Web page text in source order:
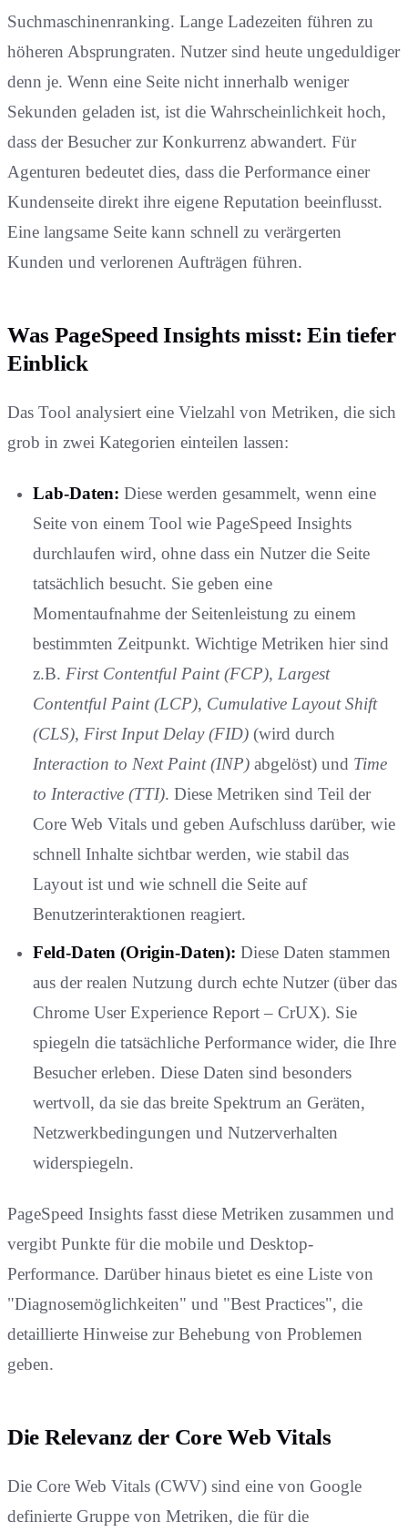
Suchmaschinenranking. Lange Ladezeiten führen zu
höheren Absprungraten. Nutzer sind heute ungeduldiger
denn je. Wenn eine Seite nicht innerhalb weniger
Sekunden geladen ist, ist die Wahrscheinlichkeit hoch,
dass der Besucher zur Konkurrenz abwandert. Für
Agenturen bedeutet dies, dass die Performance einer
Kundenseite direkt ihre eigene Reputation beeinflusst.
Eine langsame Seite kann schnell zu verärgerten
Kunden und verlorenen Aufträgen führen.
Was PageSpeed Insights misst: Ein tiefer
Einblick
Das Tool analysiert eine Vielzahl von Metriken, die sich
grob in zwei Kategorien einteilen lassen:
Lab-Daten: Diese werden gesammelt, wenn eine
Seite von einem Tool wie PageSpeed Insights
durchlaufen wird, ohne dass ein Nutzer die Seite
tatsächlich besucht. Sie geben eine
Momentaufnahme der Seitenleistung zu einem
bestimmten Zeitpunkt. Wichtige Metriken hier sind
z.B. First Contentful Paint (FCP), Largest
Contentful Paint (LCP), Cumulative Layout Shift
(CLS), First Input Delay (FID)(wird durch
Interaction to Next Paint (INP)abgelöst) und Time
to Interactive (TTI). Diese Metriken sind Teil der
Core Web Vitals und geben Aufschluss darüber, wie
schnell Inhalte sichtbar werden, wie stabil das
Layout ist und wie schnell die Seite auf
Benutzerinteraktionen reagiert.
Feld-Daten (Origin-Daten): Diese Daten stammen
aus der realen Nutzung durch echte Nutzer (über das
Chrome User Experience Report – CrUX). Sie
spiegeln die tatsächliche Performance wider, die Ihre
Besucher erleben. Diese Daten sind besonders
wertvoll, da sie das breite Spektrum an Geräten,
Netzwerkbedingungen und Nutzerverhalten
widerspiegeln.
PageSpeed Insights fasst diese Metriken zusammen und
vergibt Punkte für die mobile und Desktop-
Performance. Darüber hinaus bietet es eine Liste von
"Diagnosemöglichkeiten" und "Best Practices", die
detaillierte Hinweise zur Behebung von Problemen
geben.
Die Relevanz der Core Web Vitals
Die Core Web Vitals (CWV) sind eine von Google
definierte Gruppe von Metriken, die für die